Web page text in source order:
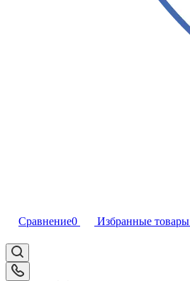
Сравнение0 Избранные товары